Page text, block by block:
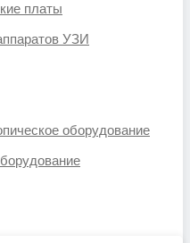
платы
УЗИ
оборудование